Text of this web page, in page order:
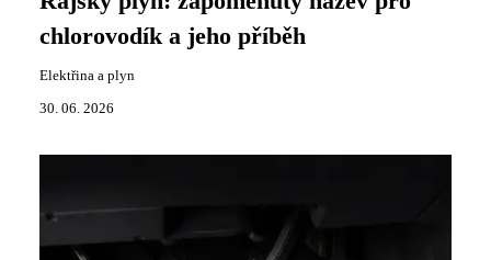
chlorovodík a jeho příběh
Elektřina a plyn
30. 06. 2026